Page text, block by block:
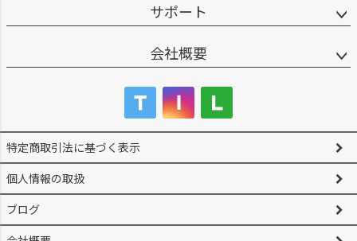
サポート
会社概要
特定商取引法に基づく表示
個人情報の取扱
ブログ